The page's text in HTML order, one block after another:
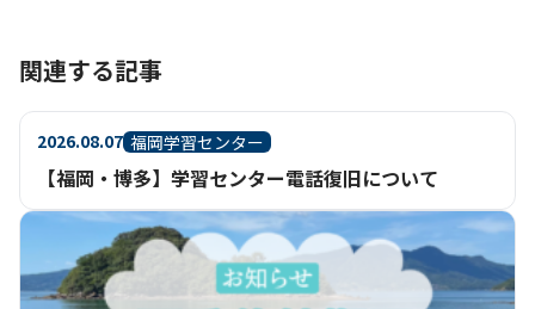
関連する記事
2026.08.07 福岡学習センター
【福岡・博多】学習センター電話復旧について